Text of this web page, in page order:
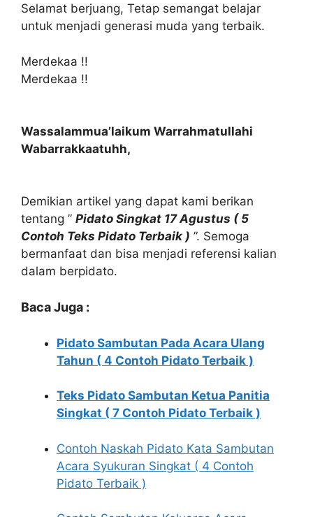
Selamat berjuang, Tetap semangat belajar
untuk menjadi generasi muda yang terbaik.
Merdekaa !!
Merdekaa !!
Wassalammua’laikum Warrahmatullahi
Wabarrakkaatuhh,
Demikian artikel yang dapat kami berikan
tentang ” Pidato Singkat 17 Agustus ( 5
Contoh Teks Pidato Terbaik ) ”. Semoga
bermanfaat dan bisa menjadi referensi kalian
dalam berpidato.
Baca Juga :
Pidato Sambutan Pada Acara Ulang
Tahun ( 4 Contoh Pidato Terbaik )
Teks Pidato Sambutan Ketua Panitia
Singkat ( 7 Contoh Pidato Terbaik )
Contoh Naskah Pidato Kata Sambutan
Acara Syukuran Singkat ( 4 Contoh
Pidato Terbaik )